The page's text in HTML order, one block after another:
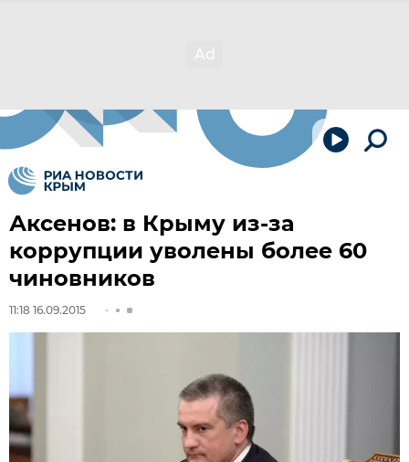
Аксенов: в Крыму из-за
коррупции уволены более 60
чиновников
11:18 16.09.2015